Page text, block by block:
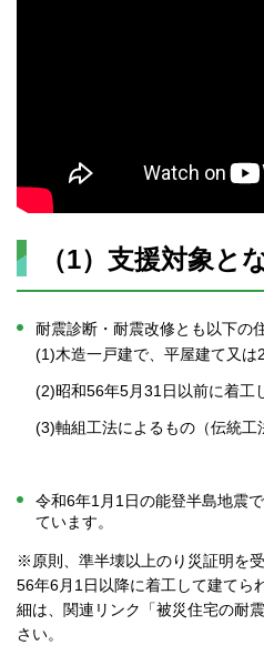
（1）支援対象と
耐震診断・耐震改修とも以下の
(1)木造一戸建で、平屋建て又は
(2)昭和56年5月31日以前に着工
(3)軸組工法によるもの（伝統工
令和6年1月1日の能登半島地震
ています。
※原則、準半壊以上のり災証明を
56年6月1日以降に着工して建てら
細は、関連リンク「被災住宅の耐
さい。